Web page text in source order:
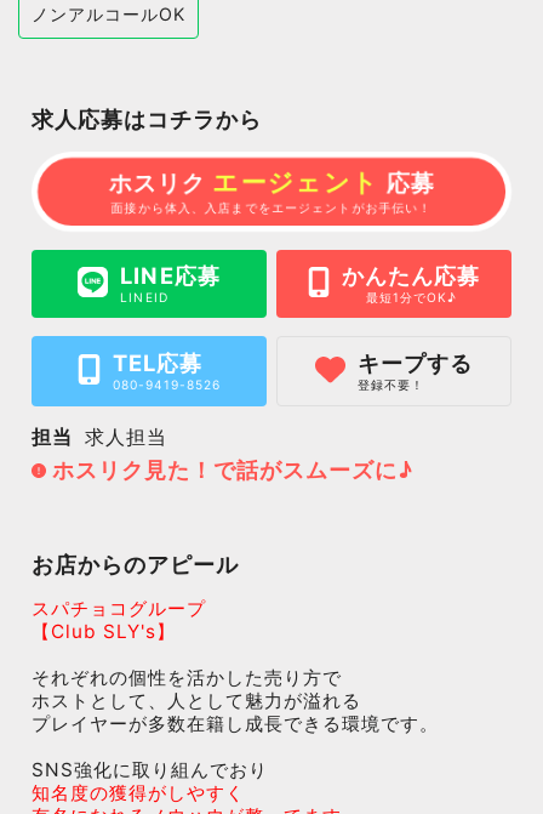
ノンアルコールOK
求人応募はコチラから
ホスリク エージェント 応募
面接から体入、入店までをエージェントがお手伝い！
LINE応募
LINEID
かんたん応募
最短1分でOK♪
TEL応募
080-9419-8526
キープする
登録不要！
担当 求人担当
ホスリク見た！で話がスムーズに♪
お店からのアピール
スパチョコグループ
【Club SLY's】
それぞれの個性を活かした売り方で
ホストとして、人として魅力が溢れる
プレイヤーが多数在籍し成長できる環境です。
SNS強化に取り組んでおり
知名度の獲得がしやすく